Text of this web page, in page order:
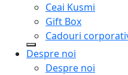
Ceai Kusmi
Gift Box
Cadouri
Despre noi
Despre noi